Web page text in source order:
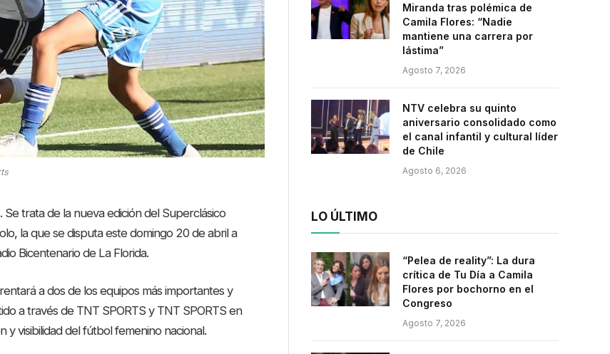
trata de la nueva edición del Superclásico
la que se disputa este domingo 20 de abril a
Bicentenario de La Florida.
a dos de los equipos más importantes y
a través de TNT SPORTS y TNT SPORTS en
y visibilidad del fútbol femenino nacional.
Miranda tras polémica de
Camila Flores: “Nadie
mantiene una carrera por
lástima”
Agosto 7, 2026
NTV celebra su quinto
aniversario consolidado como
el canal infantil y cultural líder
de Chile
Agosto 6, 2026
LO ÚLTIMO
“Pelea de reality”: La dura
crítica de Tu Día a Camila
Flores por bochorno en el
Congreso
Agosto 7, 2026